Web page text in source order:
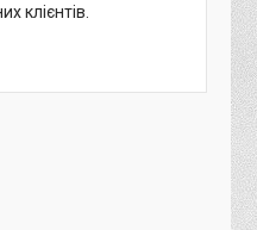
клієнтів.